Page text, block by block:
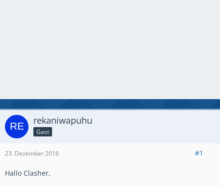
rekaniwapuhu
Gast
23. Dezember 2016 #1
Hallo Clasher,